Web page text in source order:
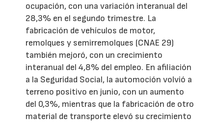
ocupación, con una variación interanual del
28,3% en el segundo trimestre. La
fabricación de vehículos de motor,
remolques y semirremolques (CNAE 29)
también mejoró, con un crecimiento
interanual del 4,8% del empleo. En afiliación
a la Seguridad Social, la automoción volvió a
terreno positivo en junio, con un aumento
del 0,3%, mientras que la fabricación de otro
material de transporte elevó su crecimiento